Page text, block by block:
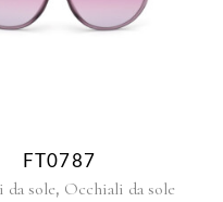
FT0787
da sole, Occhiali da sole